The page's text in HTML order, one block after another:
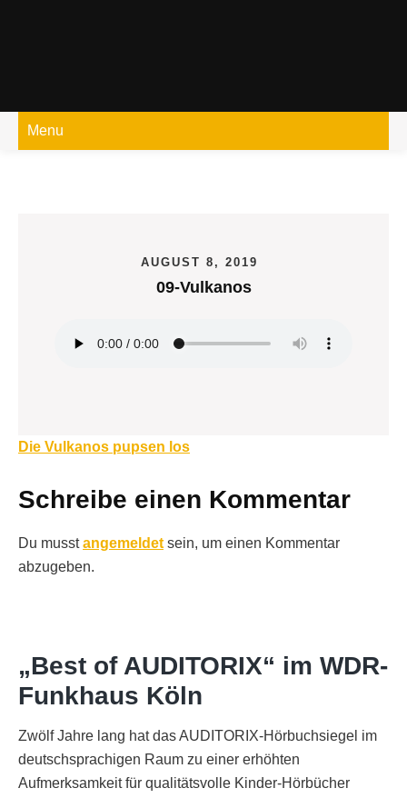
Menu
AUGUST 8, 2019
09-Vulkanos
Beitragsnavigation
Die Vulkanos pupsen los
Schreibe einen Kommentar
Du musstangemeldet sein, um einen Kommentar
abzugeben.
„Best of AUDITORIX“ im WDR-
Funkhaus Köln
Zwölf Jahre lang hat das AUDITORIX-Hörbuchsiegel im
deutschsprachigen Raum zu einer erhöhten
Aufmerksamkeit für qualitätsvolle Kinder-Hörbücher